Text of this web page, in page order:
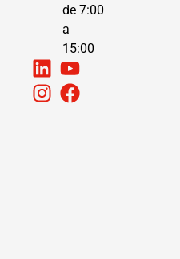
de 7:00
a
15:00